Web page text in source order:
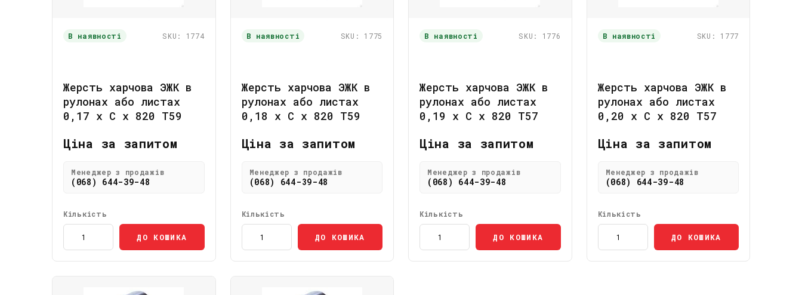
В наявності SKU: 1774
Жерсть харчова ЭЖК в
рулонах або листах
0,17 x C x 820 Т59
Ціна за запитом
Менеджер з продажів
(068) 644-39-48
Кількість
ДО КОШИКА
В наявності SKU: 1775
Жерсть харчова ЭЖК в
рулонах або листах
0,18 x C x 820 Т59
Ціна за запитом
Менеджер з продажів
(068) 644-39-48
Кількість
ДО КОШИКА
В наявності SKU: 1776
Жерсть харчова ЭЖК в
рулонах або листах
0,19 x C x 820 Т57
Ціна за запитом
Менеджер з продажів
(068) 644-39-48
Кількість
ДО КОШИКА
В наявності SKU: 1777
Жерсть харчова ЭЖК в
рулонах або листах
0,20 x C x 820 Т57
Ціна за запитом
Менеджер з продажів
(068) 644-39-48
Кількість
ДО КОШИКА